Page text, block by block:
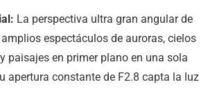
La perspectiva ultra gran angular de
espectáculos de auroras, cielos
paisajes en primer plano en una sola
apertura constante de F2.8 capta la luz